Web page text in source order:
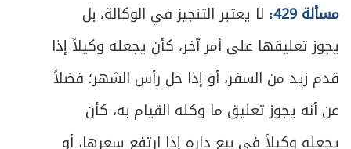
مسألة 429:
لا يعتبر التنجيز في الوكالة، بل
يجوز تعليقها على أمر آخر، كأن يجعله وكيلاً إذا
قدم زيد من السفر، أو إذا حل رأس الشهر؛ فضلاً
عن أنه يجوز تعليق ما وكله القيام به، كأن
يجعله وكيلاً في بيع داره إذا ارتفع سعرها، أو